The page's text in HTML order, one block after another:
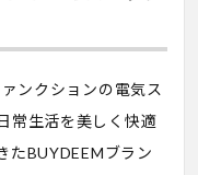
ンクションの電気ス
常生活を美しく快適
たBUYDEEMブラン